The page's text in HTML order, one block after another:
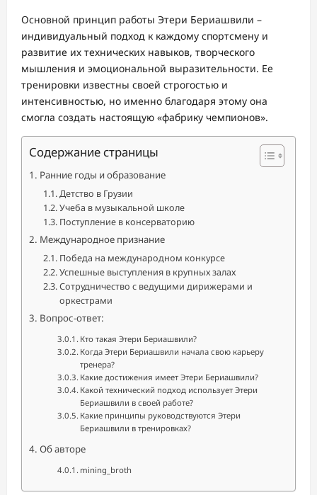
Основной принцип работы Этери Бериашвили –
индивидуальный подход к каждому спортсмену и
развитие их технических навыков, творческого
мышления и эмоциональной выразительности. Ее
тренировки известны своей строгостью и
интенсивностью, но именно благодаря этому она
смогла создать настоящую «фабрику чемпионов».
Содержание страницы
Ранние годы и образование
Детство в Грузии
Учеба в музыкальной школе
Поступление в консерваторию
Международное признание
Победа на международном конкурсе
Успешные выступления в крупных залах
Сотрудничество с ведущими дирижерами и
оркестрами
Вопрос-ответ:
Кто такая Этери Бериашвили?
Когда Этери Бериашвили начала свою карьеру
тренера?
Какие достижения имеет Этери Бериашвили?
Какой технический подход использует Этери
Бериашвили в своей работе?
Какие принципы руководствуются Этери
Бериашвили в тренировках?
Об авторе
mining_broth